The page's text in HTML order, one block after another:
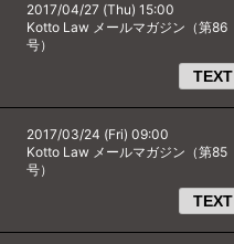
2017/04/27 (Thu) 15:00
Kotto Law メールマガジン（第86
号）
TEXT
2017/03/24 (Fri) 09:00
Kotto Law メールマガジン（第85
号）
TEXT